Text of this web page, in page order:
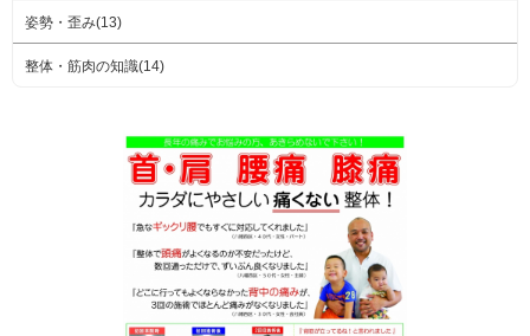
姿勢・歪み(13)
整体・筋肉の知識(14)